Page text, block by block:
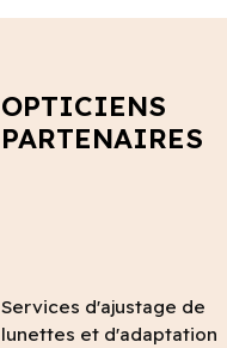
OPTICIENS
PARTENAIRES
Services d'ajustage de
lunettes et d'adaptation